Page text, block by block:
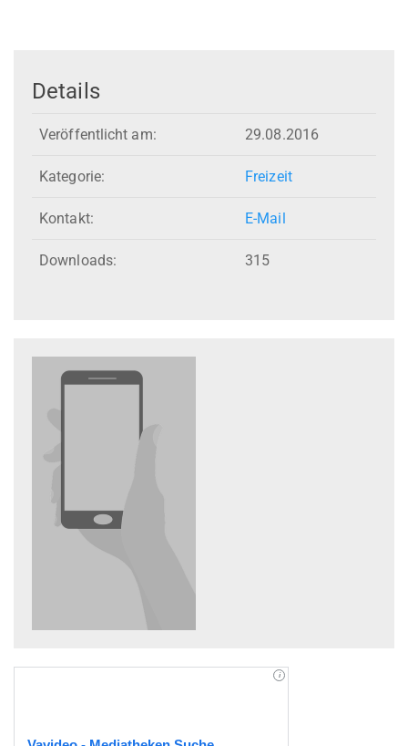
Details
Veröffentlicht am: 29.08.2016
Kategorie: Freizeit
Kontakt: E-Mail
Downloads: 315